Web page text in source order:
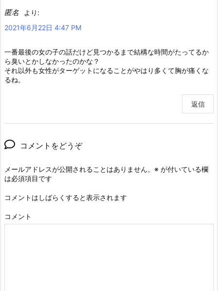
匿名
より:
2021年6月22日 4:47 PM
一番最後の女の子の話だけど見つかるまで結構な時間がたってるか
ら臭いとかしなかったのかな？
それ以外も女性がターゲットになることがやはり多くて胸が痛くな
るね。
返信
コメントをどうぞ
メールアドレスが公開されることはありません。 ※ が付いている欄
は必須項目です
コメントはしばらくすると表示されます
コメント